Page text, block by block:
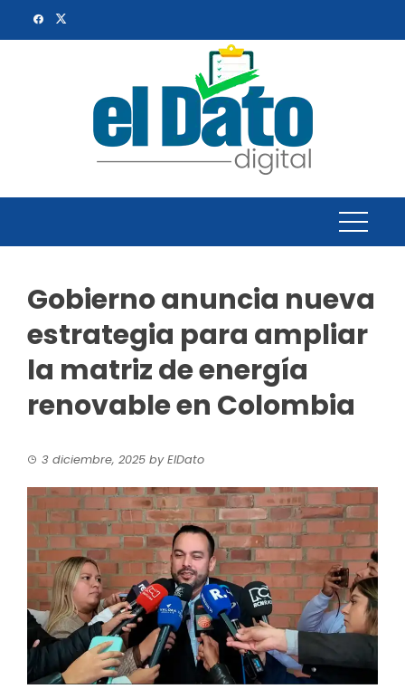
Gobierno anuncia nueva
estrategia para ampliar
la matriz de energía
renovable en Colombia
3 diciembre, 2025 byElDato